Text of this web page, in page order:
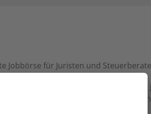
Jobbörse für Juristen und
hochqualifizierte Juristinnen
als auch etablierte Legal-